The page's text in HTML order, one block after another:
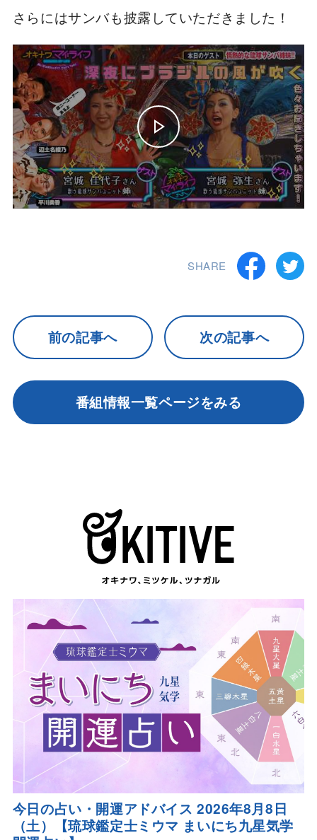
さらにはサンバも披露していただきました！
SHARE
前の記事へ 次の記事へ
番組情報一覧ページをみる
今日の占い・開運アドバイス 2026年8月8日
（土）【琉球鑑定士ミウマ まいにち九星気学